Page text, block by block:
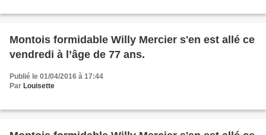
Montois formidable Willy Mercier s'en est allé ce
vendredi à l’âge de 77 ans.
Publié le 01/04/2016 à 17:44
Par Louisette